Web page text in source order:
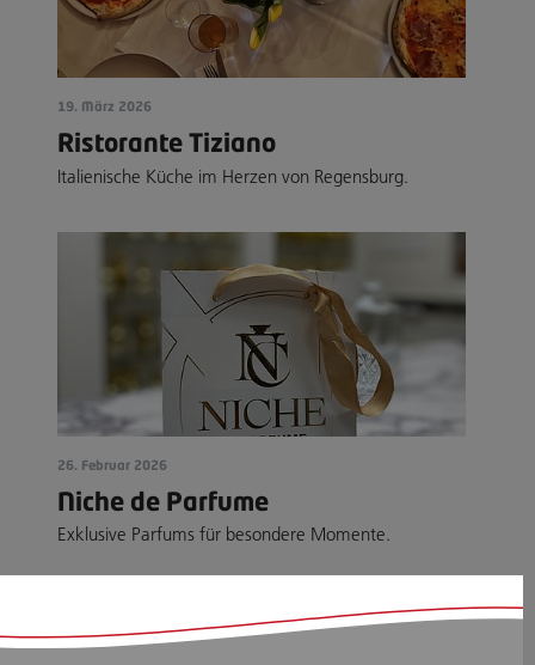
19. März 2026
Ristorante Tiziano
Italienische Küche im Herzen von Regensburg.
26. Februar 2026
Niche de Parfume
Exklusive Parfums für besondere Momente.